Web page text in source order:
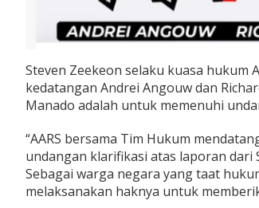
Steven Zeekeon selaku kuasa hukum
kedatangan Andrei Angouw dan
Manado adalah untuk memenuhi
“AARS bersama Tim Hukum
undangan klarifikasi atas laporan dari
Sebagai warga negara yang taat
melaksanakan haknya untuk